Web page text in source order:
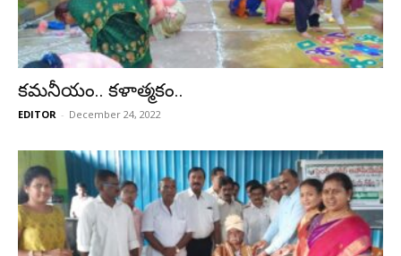
కమనీయం.. కళాత్మకం..
EDITOR - December 24, 2022